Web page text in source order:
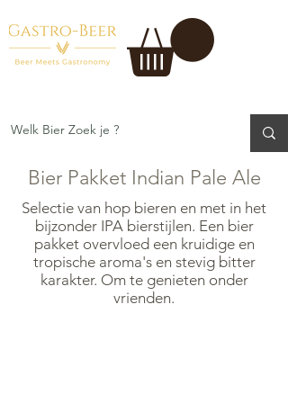
Bier Pakket Indian Pale Ale
Selectie van hop bieren en met in het
bijzonder IPA bierstijlen. Een bier
pakket overvloed een kruidige en
tropische aroma's en stevig bitter
karakter. Om te genieten onder
vrienden.